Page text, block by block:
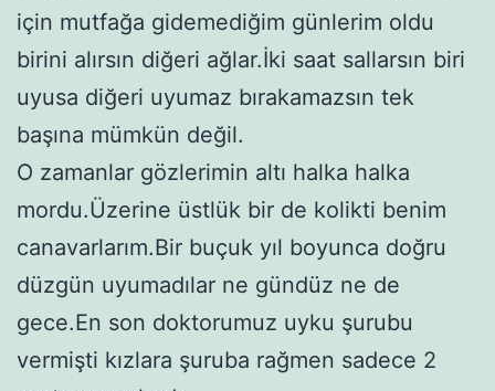
için mutfağa gidemediğim günlerim oldu
birini alırsın diğeri ağlar.İki saat sallarsın biri
uyusa diğeri uyumaz bırakamazsın tek
başına mümkün değil.
O zamanlar gözlerimin altı halka halka
mordu.Üzerine üstlük bir de kolikti benim
canavarlarım.Bir buçuk yıl boyunca doğru
düzgün uyumadılar ne gündüz ne de
gece.En son doktorumuz uyku şurubu
vermişti kızlara şuruba rağmen sadece 2